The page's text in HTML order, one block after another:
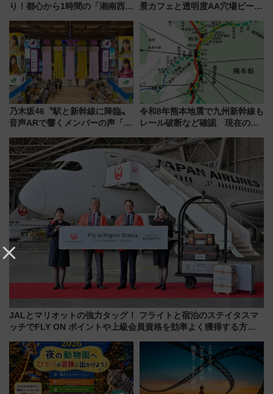
り！都心から1時間の「湘南西エ
島とは異なる魅力を持つ今夏の
注目スポット
景カフェと透明度AA穴場ビーチ
用してストレスフリー旅へ行こ
う！
乃木坂46〝駅と新幹線に降臨〟
音声ARで響くメンバーの声「真
令和8年熊本地震で九州新幹線も
レール破断など確認 現在の運
響
JALとマリオットの強力タッグ！ フライトと宿泊のステイタスマ
ッチでFLY ON ポイントや上級会員資格を効率よく獲得する方法